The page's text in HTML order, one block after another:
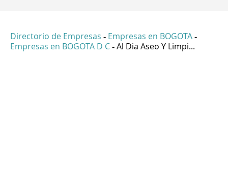
Directorio de Empresas - Empresas en BOGOTA -
Empresas en BOGOTA D C - Al Dia Aseo Y Limpi...